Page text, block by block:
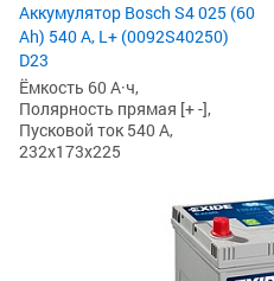
Аккумулятор Bosch S4 025 (60
Ah) 540 А, L+ (0092S40250)
D23
Ёмкость 60 А·ч,
Полярность прямая [+ -],
Пусковой ток 540 А,
232x173x225